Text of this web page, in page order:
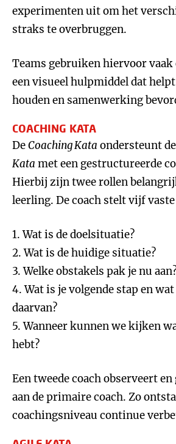
experimenten uit om het
straks te overbruggen.
Teams gebruiken hiervoor vaak
een visueel hulpmiddel dat
houden en samenwerking
COACHING KATA
DeCoaching Kata ondersteunt de
Kata met een gestructureerde
Hierbij zijn twee rollen
leerling. De coach stelt vijf
1. Wat is de doelsituatie?
2. Wat is de huidige situatie?
3. Welke obstakels pak je nu
4. Wat is je volgende stap en
daarvan?
5. Wanneer kunnen we kijken
hebt?
Een tweede coach observeert
aan de primaire coach. Zo
coachingsniveau continue